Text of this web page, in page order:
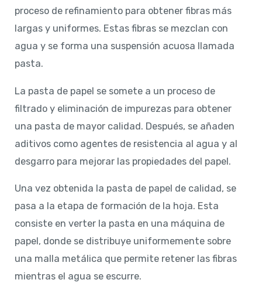
proceso de refinamiento para obtener fibras más
largas y uniformes. Estas fibras se mezclan con
agua y se forma una suspensión acuosa llamada
pasta.
La pasta de papel se somete a un proceso de
filtrado y eliminación de impurezas para obtener
una pasta de mayor calidad. Después, se añaden
aditivos como agentes de resistencia al agua y al
desgarro para mejorar las propiedades del papel.
Una vez obtenida la pasta de papel de calidad, se
pasa a la etapa de formación de la hoja. Esta
consiste en verter la pasta en una máquina de
papel, donde se distribuye uniformemente sobre
una malla metálica que permite retener las fibras
mientras el agua se escurre.